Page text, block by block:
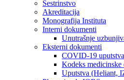
Sestrinstvo
Akreditacija
Monografija Instituta
Interni dokumenti
Unutrašnje
Eksterni dokumenti
COVID-19 uputstva
Kodeks medicinske
Uputstva (Heliant,